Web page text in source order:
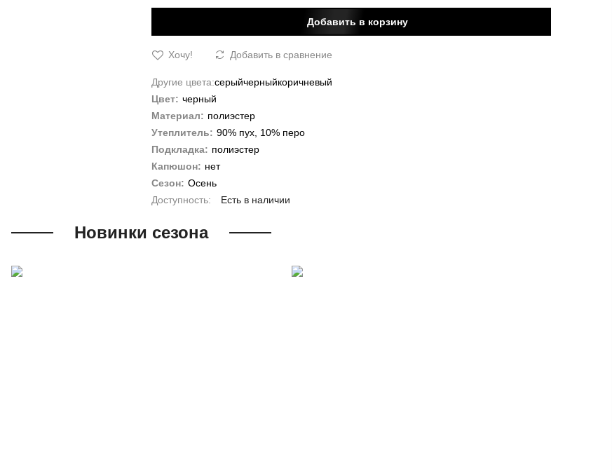
Добавить в корзину
Хочу! Добавить в сравнение
Другие цвета:серыйчерныйкоричневый
Цвет: черный
Материал: полиэстер
Утеплитель: 90% пух, 10% перо
Подкладка: полиэстер
Капюшон: нет
Сезон: Осень
Есть в наличии
Новинки сезона